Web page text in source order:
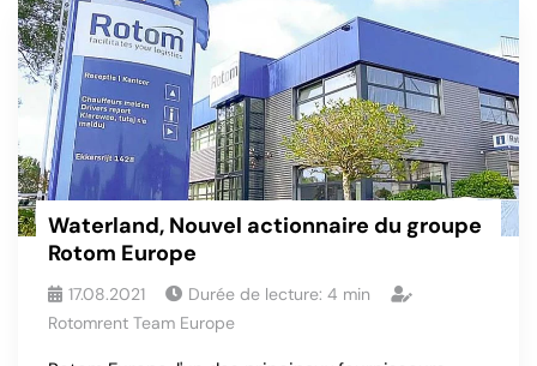
Waterland, Nouvel actionnaire du groupe
Rotom Europe
17.08.2021 Durée de lecture: 4 min
Rotomrent Team Europe